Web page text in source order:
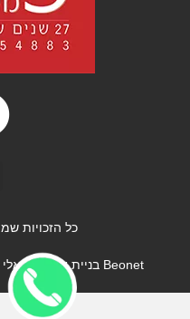
כל הזכויות
Beonet בניית אתרים|